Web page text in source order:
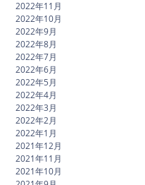
2022年11月
2022年10月
2022年9月
2022年8月
2022年7月
2022年6月
2022年5月
2022年4月
2022年3月
2022年2月
2022年1月
2021年12月
2021年11月
2021年10月